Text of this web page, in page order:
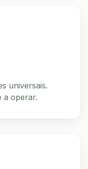
universais.
a operar.